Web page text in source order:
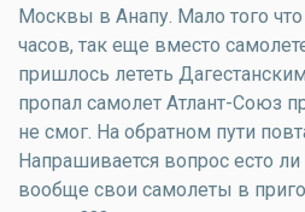
Москвы в Анапу. Мало того
часов, так еще вместо
пришлось лететь
пропал самолет Атлант-Союз
не смог. На обратном пути
Напрашивается вопрос есто
вообще свои самолеты в